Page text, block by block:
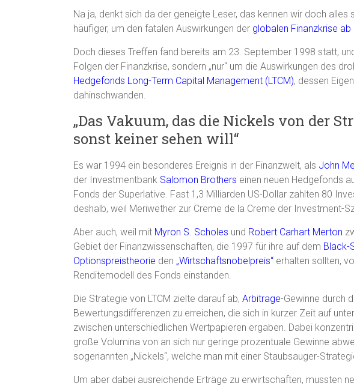
Na ja, denkt sich da der geneigte Leser, das kennen wir doch
häufiger, um den fatalen Auswirkungen der globalen Finanzkrise ab
Doch dieses Treffen fand bereits am 23. September 1998 statt,
Folgen der Finanzkrise, sondern „nur“ um die Auswirkungen des
Hedgefonds Long-Term Capital Management (LTCM), dessen
dahinschwanden.
„Das Vakuum, das die Nickels von der
sonst keiner sehen will“
Es war 1994 ein besonderes Ereignis in der Finanzwelt, als John
der Investmentbank Salomon Brothers einen neuen Hedgefonds
Fonds der Superlative. Fast 1,3 Milliarden US-Dollar zahlten 80
deshalb, weil Meriwether zur Creme de la Creme der Investment-
Aber auch, weil mit Myron S. Scholes und Robert Carhart Merton
Gebiet der Finanzwissenschaften, die 1997 für ihre auf dem Black-
Optionspreistheorie den „Wirtschaftsnobelpreis“ erhalten sollten,
Renditemodell des Fonds einstanden.
Die Strategie von LTCM zielte darauf ab, Arbitrage-Gewinne durch
Bewertungsdifferenzen zu erreichen, die sich in kurzer Zeit auf
zwischen unterschiedlichen Wertpapieren ergaben. Dabei
große Volumina von an sich nur geringe prozentuale Gewinne
sogenannten „Nickels“, welche man mit einer Staubsauger-
Um aber dabei ausreichende Erträge zu erwirtschaften, mussten